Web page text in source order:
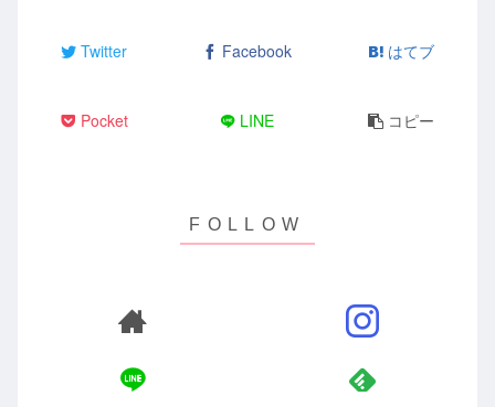
Twitter Facebook はてブ
Pocket LINE コピー